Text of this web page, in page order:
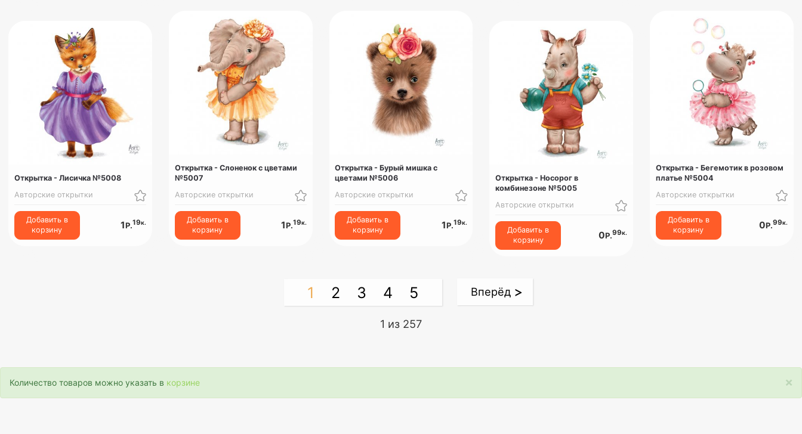
Открытка - Лисичка №5008
Авторские открытки
Добавить в
корзину
1Р.19к.
Открытка - Слоненок с цветами
№5007
Авторские открытки
Добавить в
корзину
1Р.19к.
Открытка - Бурый мишка с
цветами №5006
Авторские открытки
Добавить в
корзину
1Р.19к.
Открытка - Носорог в
комбинезоне №5005
Авторские открытки
Добавить в
корзину
0Р.99к.
Открытка - Бегемотик в розовом
платье №5004
Авторские открытки
Добавить в
корзину
0Р.99к.
1 2 3 4 5 Вперёд >
1 из 257
×
Количество товаров можно указать в корзине